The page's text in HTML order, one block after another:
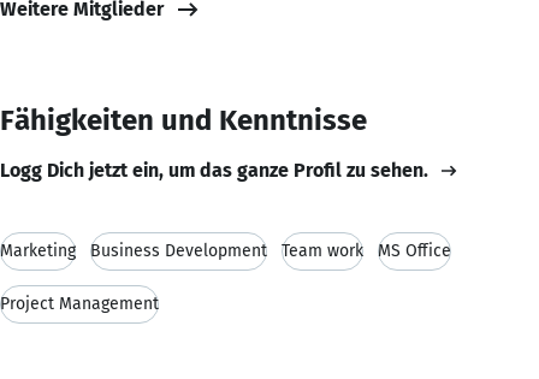
Weitere Mitglieder
Fähigkeiten und Kenntnisse
Logg Dich jetzt ein, um das ganze Profil zu sehen.
Marketing Business Development Team work MS Office
Project Management